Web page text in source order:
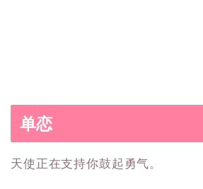
单恋
天使正在支持你鼓起勇气。